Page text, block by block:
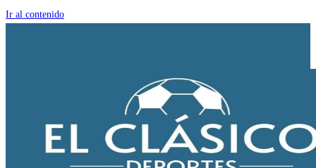
Ir al contenido